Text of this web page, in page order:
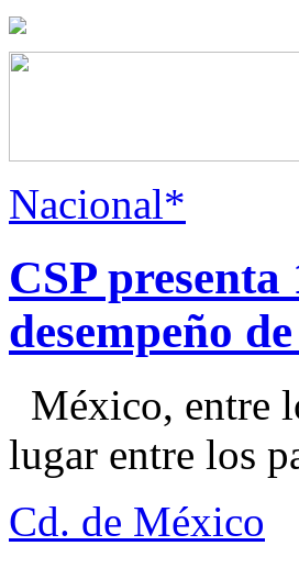
Nacional*
CSP
desempeño
México, entre
lugar entre los
Cd. de México